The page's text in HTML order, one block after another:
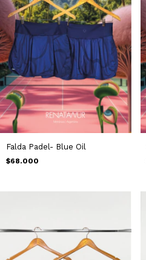
Falda Padel- Blue Oil
$68.000